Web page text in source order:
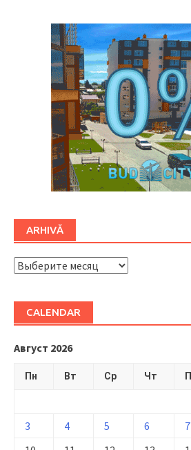
ARHIVĂ
ARHIVĂ
CALENDAR
Август 2026
Пн Вт Ср Чт
3
4 5 6 7